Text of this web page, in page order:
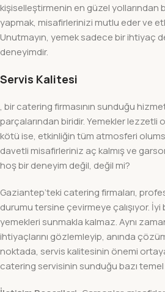
kişiselleştirmenin en güzel yollarından
yapmak, misafirlerinizi mutlu eder ve
Unutmayın, yemek sadece bir ihtiyaç
deneyimdir.
Servis Kalitesi
, bir catering firmasının sunduğu
parçalarından biridir. Yemekler lezzetli
kötü ise, etkinliğin tüm atmosferi
davetli misafirleriniz aç kalmış ve
hoş bir deneyim değil, değil mi?
Gaziantep’teki catering firmaları,
durumu tersine çevirmeye çalışıyor.
yemekleri sunmakla kalmaz. Aynı
ihtiyaçlarını gözlemleyip, anında
noktada, servis kalitesinin önemi ortaya
catering servisinin sunduğu bazı